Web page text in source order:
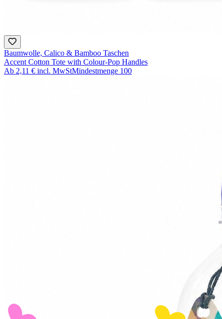
Baumwolle, Calico & Bamboo Taschen
Accent Cotton Tote with Colour-Pop Handles
Ab 2,11 € incl. MwStMindestmenge 100